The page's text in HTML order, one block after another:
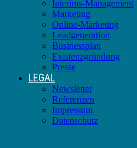
Interims-Management
Marketing
Online-Marketing
Leadgeneration
Businessplan
Existenzgründung
Presse
LEGAL
Newsletter
Referenzen
Impressum
Datenschutz